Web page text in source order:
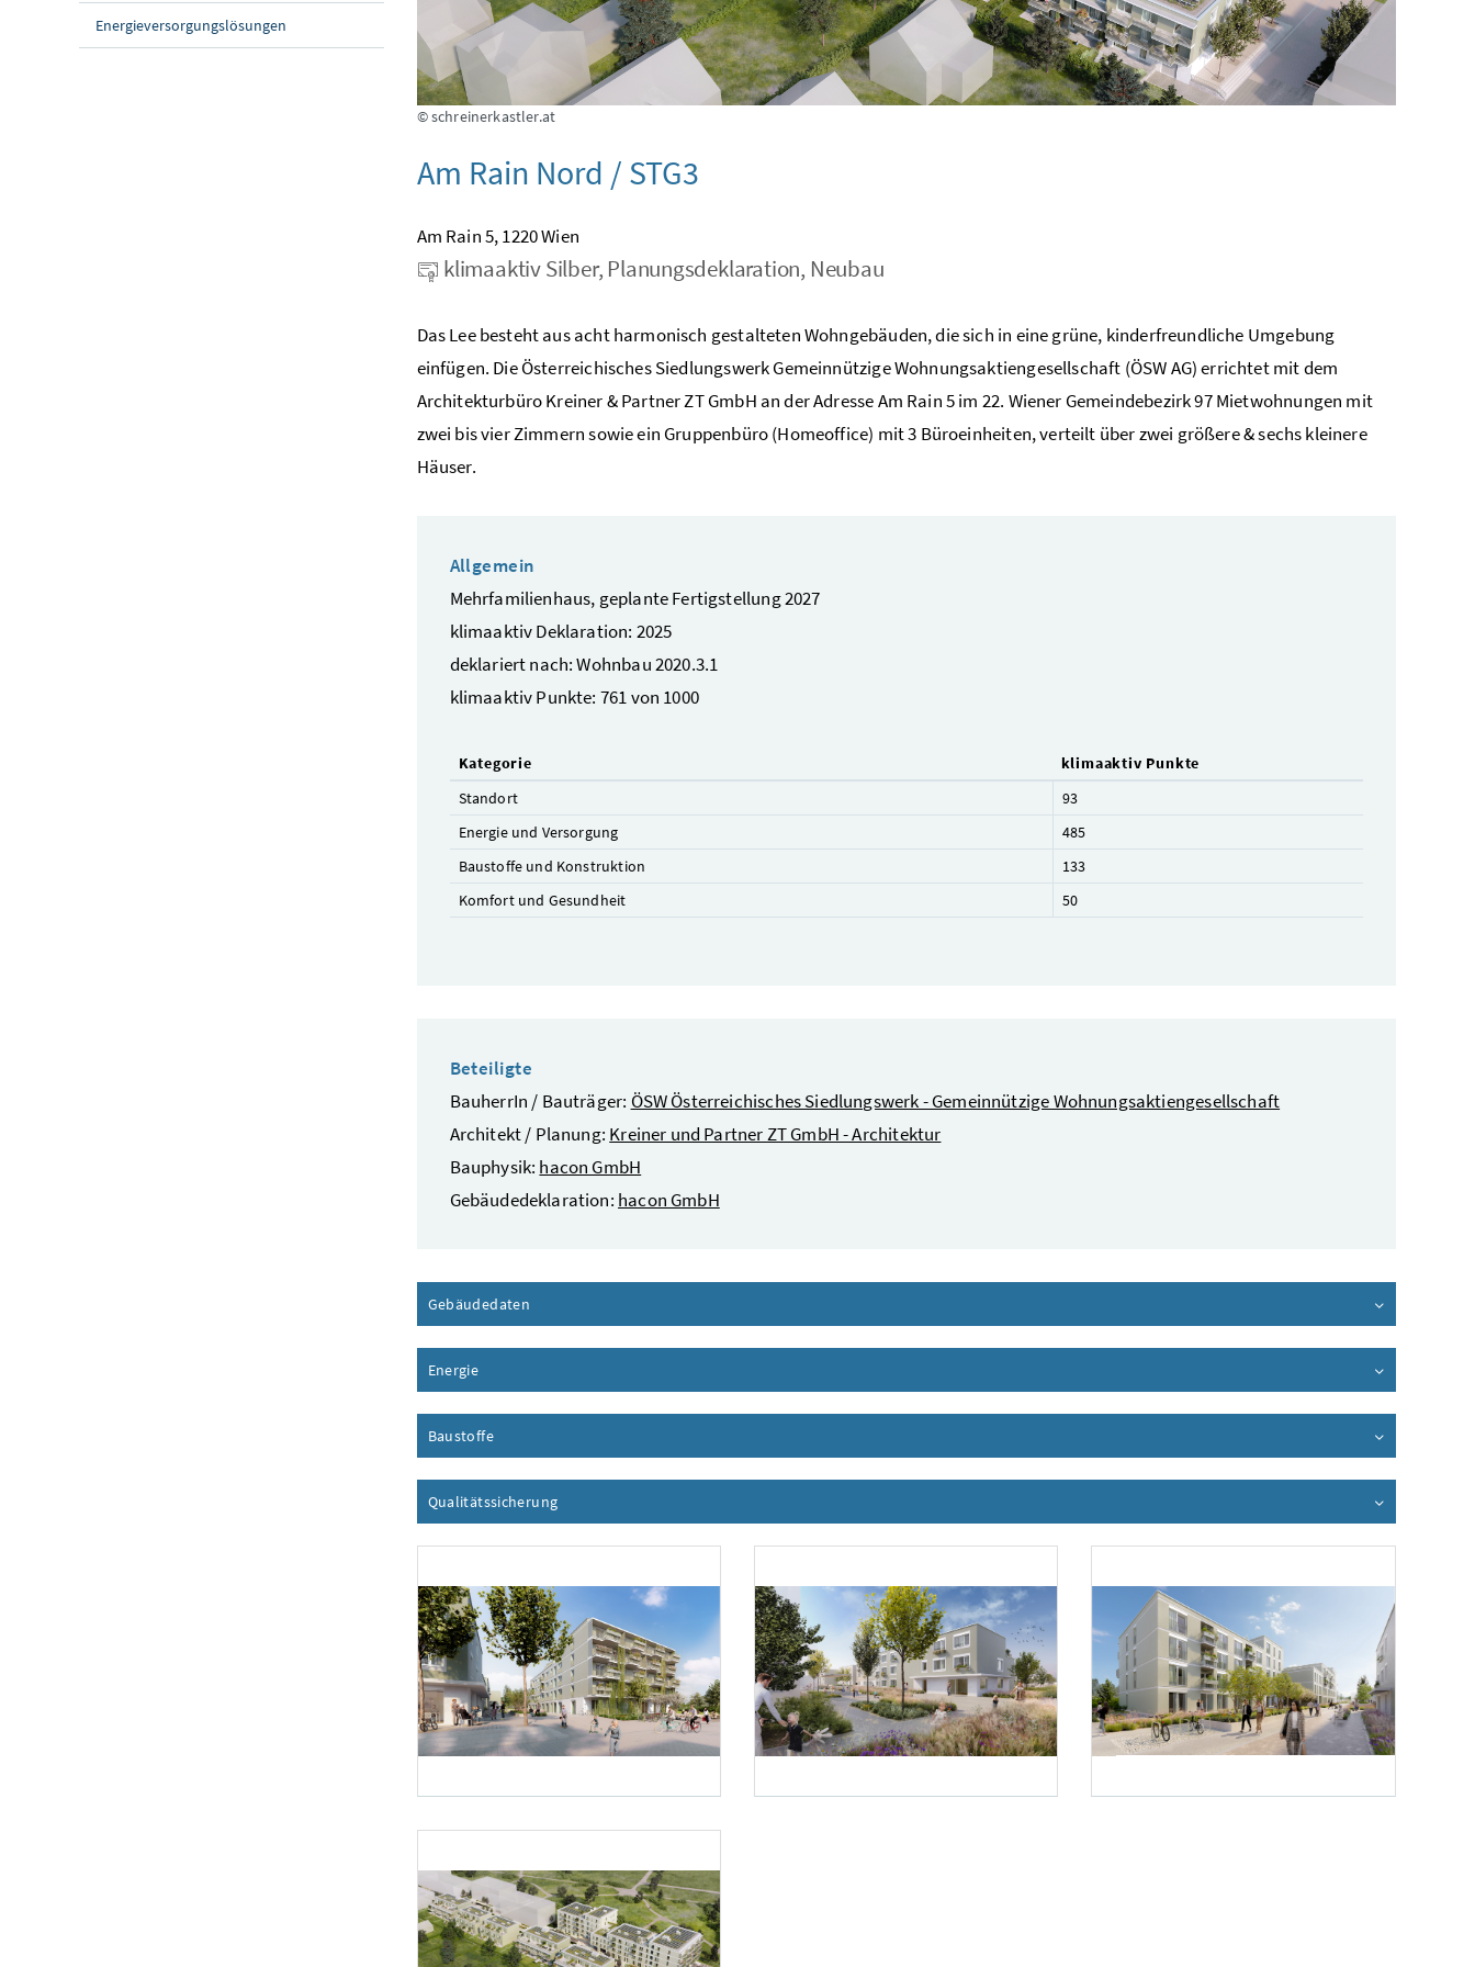
Energieversorgungslösungen
© schreinerkastler.at
Am Rain Nord / STG3
Am Rain 5, 1220 Wien
klimaaktiv Silber, Planungsdeklaration, Neubau
Das Lee besteht aus acht harmonisch gestalteten Wohngebäuden, die sich in eine grüne, kinderfreundliche Umgebung
einfügen. Die Österreichisches Siedlungswerk Gemeinnützige Wohnungsaktiengesellschaft (ÖSW AG) errichtet mit dem
Architekturbüro Kreiner & Partner ZT GmbH an der Adresse Am Rain 5 im 22. Wiener Gemeindebezirk 97 Mietwohnungen mit
zwei bis vier Zimmern sowie ein Gruppenbüro (Homeoffice) mit 3 Büroeinheiten, verteilt über zwei größere & sechs kleinere
Häuser.
Allgemein
Mehrfamilienhaus, geplante Fertigstellung 2027
klimaaktiv Deklaration: 2025
deklariert nach: Wohnbau 2020.3.1
klimaaktiv Punkte: 761 von 1000
Kategorie
klimaaktiv Punkte
Standort
93
Energie und Versorgung
485
Baustoffe und Konstruktion
133
Komfort und Gesundheit
50
Beteiligte
BauherrIn / Bauträger: ÖSW Österreichisches Siedlungswerk - Gemeinnützige Wohnungsaktiengesellschaft
Architekt / Planung: Kreiner und Partner ZT GmbH - Architektur
Bauphysik: hacon GmbH
Gebäudedeklaration: hacon GmbH
Gebäudedaten
Energie
BaustoffeInhalt aufklappen
Qualitätssicherung